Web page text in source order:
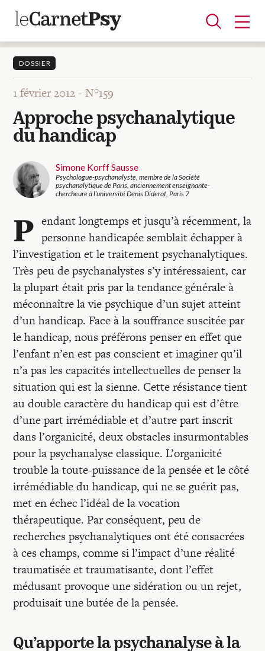
Articles
A la une
Adolescence
Dispositif
Enfance
Périnatalité
Psychanalyse
Psychopathologie
Soin
Dossiers
Auteurs
Blocs-notes
Recherches
Entretiens
Revues
Colloque
Mon panier
Mon compte
DOSSIER
1 février 2012 -N°159
Approche psychanalytique
du handicap
Simone Korff Sausse
Psychologue-psychanalyste, membre de la Société
psychanalytique de Paris, anciennement enseignante-
chercheure à l’université Denis Diderot, Paris 7
P endant longtemps et jusqu’à récemment, la
personne handicapée semblait échapper à
l’investigation et le traitement psychanalytiques.
Très peu de psychanalystes s’y intéressaient, car
la plupart était pris par la tendance générale à
méconnaître la vie psychique d’un sujet atteint
d’un handicap. Face à la souffrance suscitée par
le handicap, nous préférons penser en effet que
l’enfant n’en est pas conscient et imaginer qu’il
n’a pas les capacités intellectuelles de penser la
situation qui est la sienne. Cette résistance tient
au double caractère du handicap qui est d’être
d’une part irrémédiable et d’autre part inscrit
dans l’organicité, deux obstacles insurmontables
pour la psychanalyse classique. L’organicité
trouble la toute-puissance de la pensée et le côté
irrémédiable du handicap, qui ne se guérit pas,
met en échec l’idéal de la vocation
thérapeutique. Par conséquent, peu de
recherches psychanalytiques ont été consacrées
à ces champs, comme si l’impact d’une réalité
traumatisée et traumatisante, dont l’effet
médusant provoque une sidération ou un rejet,
produisait une butée de la pensée.
Qu’apporte la psychanalyse à la